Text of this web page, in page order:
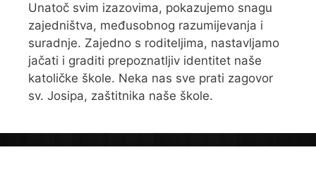
Unatoč svim izazovima, pokazujemo snagu
zajedništva, međusobnog razumijevanja i
suradnje. Zajedno s roditeljima, nastavljamo
jačati i graditi prepoznatljiv identitet naše
katoličke škole. Neka nas sve prati zagovor
sv. Josipa, zaštitnika naše škole.